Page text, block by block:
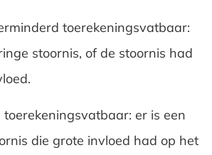
toerekeningsvatbaar:
stoornis, of de stoornis had
er is een
die grote invloed had op het